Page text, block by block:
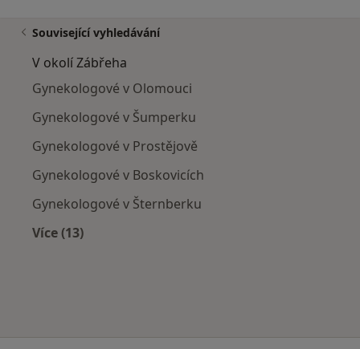
Související vyhledávání
V okolí Zábřeha
Gynekologové v Olomouci
Gynekologové v Šumperku
Gynekologové v Prostějově
Gynekologové v Boskovicích
Gynekologové v Šternberku
Více (13)